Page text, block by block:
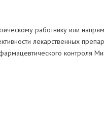
работнику или
лекарственных
контроля